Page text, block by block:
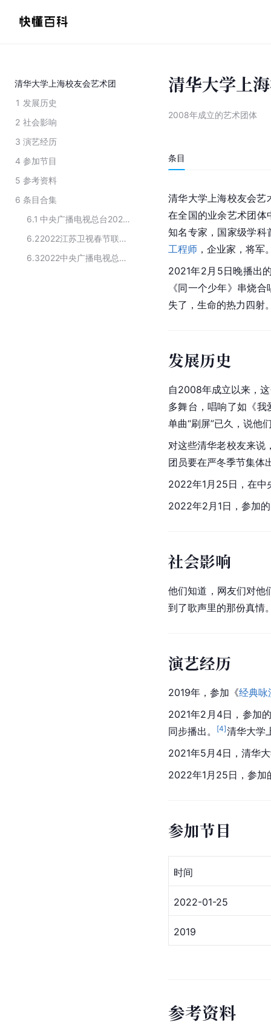
清华大学上海校友会艺术团
1 发展历史
2 社会影响
3 演艺经历
4 参加节目
5 参考资料
6 条目合集
6.1
中央广播电视总台2021年网络春晚表演嘉宾阵容
6.2
2022江苏卫视春节联欢晚会节目嘉宾
6.3
2022中央广播电视总台网络春晚嘉宾名单
清华大学上
2008年成立的艺术团体
条目
清华大学上海校友会
在全国的业余艺术团体
知名专家，国家级学
工程师 ，企业家，将军
2021年2月5日晚播出
《同一个少年》串烧
失了，生命的热力四射
发展历史
自2008年成立以来，
多舞台，唱响了如《我
单曲“刷屏”已久，说他
对这些清华老校友来说
团员要在严冬季节集体
2022年1月25日，在
2022年2月1日，参加的
社会影响
他们知道，网友们对他
到了歌声里的那份真情
演艺经历
2019年，参加《经典咏
2021年2月4日，参加
同步播出。
[4]清华大学
2021年5月4日，清华
2022年1月25日，参加
参加节目
时间
2022-01-25
2019
参考资料